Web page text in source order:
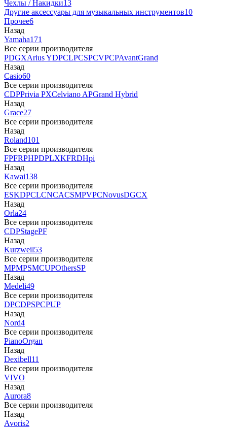
Чехлы / Накидки13
Другие аксессуары для музыкальных инструментов10
Прочее6
Назад
Yamaha171
Все серии производителя
PDGXArius YDPCLPCSPCVPCPAvantGrand
Назад
Casio60
Все серии производителя
CDPPrivia PXCelviano APGrand Hybrid
Назад
Grace27
Все серии производителя
Назад
Roland101
Все серии производителя
FPFRPHPDPLXKFRDHpi
Назад
Kawai138
Все серии производителя
ESKDPCLCNCACSMPVPCNovusDGCX
Назад
Orla24
Все серии производителя
CDPStagePF
Назад
Kurzweil53
Все серии производителя
MPMPSMCUPOthersSP
Назад
Medeli49
Все серии производителя
DPCDPSPCPUP
Назад
Nord4
Все серии производителя
PianoOrgan
Назад
Dexibell11
Все серии производителя
VIVO
Назад
Aurora8
Все серии производителя
Назад
Avoris2